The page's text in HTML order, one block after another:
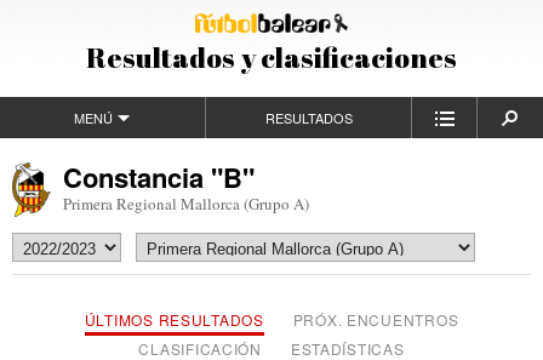
Resultados y clasificaciones
MENÚ RESULTADOS
Constancia "B"
Primera Regional Mallorca (Grupo A)
ÚLTIMOS RESULTADOS
PRÓX. ENCUENTROS
CLASIFICACIÓN
ESTADÍSTICAS